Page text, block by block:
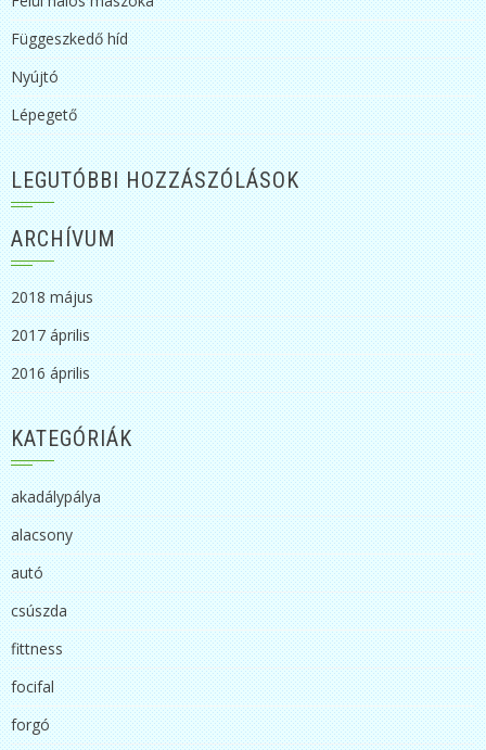
Függeszkedő híd
Nyújtó
Lépegető
LEGUTÓBBI HOZZÁSZÓLÁSOK
ARCHÍVUM
2018 május
2017 április
2016 április
KATEGÓRIÁK
akadálypálya
alacsony
autó
csúszda
fittness
focifal
forgó